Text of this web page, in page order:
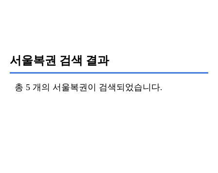
서울복권 검색 결과
총 5 개의 서울복권이 검색되었습니다.